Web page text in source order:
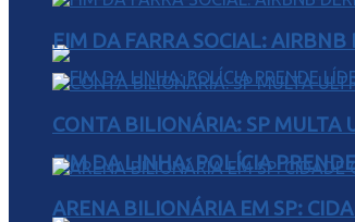
FIM DA LINHA: POLÍCIA
FIM DA FARRA SOCIAL: AIRBNB
CONTA BILIONÁRIA: SP MULTA
ARENA BILIONÁRIA EM SP: